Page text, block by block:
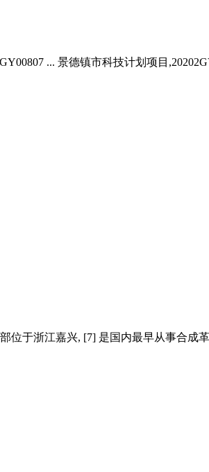
... 景德镇市科技计划项目
位于浙江嘉兴, [7] 是国内最早从事合成